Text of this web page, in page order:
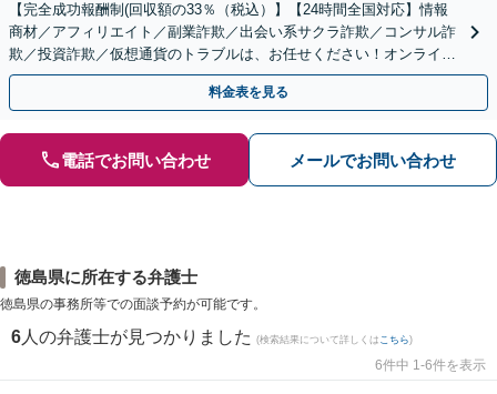
【完全成功報酬制(回収額の33％（税込）】【24時間全国対応】情報
商材／アフィリエイト／副業詐欺／出会い系サクラ詐欺／コンサル詐
欺／投資詐欺／仮想通貨のトラブルは、お任せください！オンライン
のみで解決も可能！
料金表を見る
電話でお問い合わせ メールでお問い合わせ
徳島県に所在する弁護士
徳島県の事務所等での面談予約が可能です。
6 人の弁護士が見つかりました (検索結果について詳しくは こちら)
6件中 1-6件を表示